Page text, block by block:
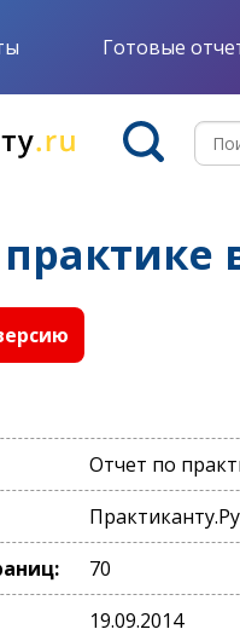
Готовые
Отчет по
Практиканту.Ру
70
19.09.2014